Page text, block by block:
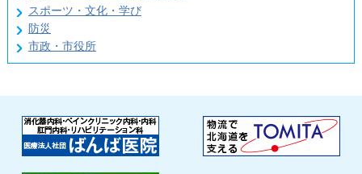
スポーツ・文化・学び
防災
市政・市役所